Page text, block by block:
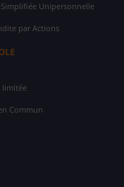
Unipersonnelle
par Actions
limitée
Commun